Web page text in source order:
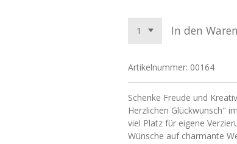
In den
Artikelnummer: 00164
Schenke Freude und
Herzlichen Glückwunsch"
viel Platz für eigene
Wünsche auf charmante